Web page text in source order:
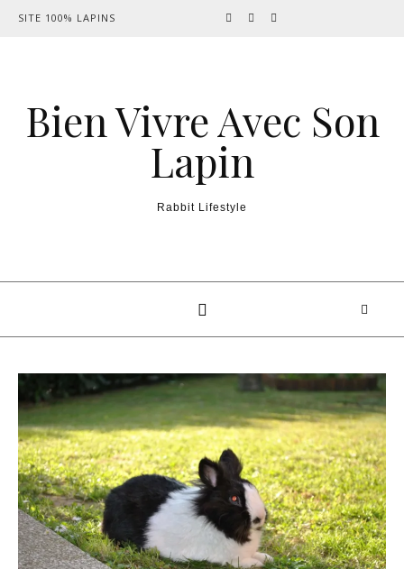
Skip to content
SITE 100% LAPINS
Bien Vivre Avec Son
Lapin
Rabbit Lifestyle